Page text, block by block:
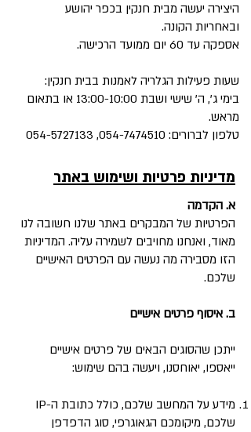
היצירה יעשה מבית חנקין בכפר יהושע
ובאחריות הקונה.
אספקה עד 60 יום ממועד הרכישה.
שעות פעילות הגלריה לאמנות בבית חנקין:
בימי ג', ה' שישי ושבת 13:00-10:00 או בתאום
מראש.
טלפון לברורים: 054-7474510
,
054-5727133
מדיניות פרטיות ושימוש באתר
א. הקדמה
הפרטיות של המבקרים באתר שלנו חשובה לנו
מאוד, ואנחנו מחויבים לשמירה עליה. המדיניות
הזו מסבירה מה נעשה עם הפרטים האישיים
שלכם.
ב. איסוף פרטים אישיים
ייתכן שהסוגים הבאים של פרטים אישיים
ייאספו, יאוחסנו, ויעשה בהם שימוש:
מידע על המחשב שלכם, כולל כתובת ה-IP
שלכם, מיקומכם הגאוגרפי, סוג הדפדפן